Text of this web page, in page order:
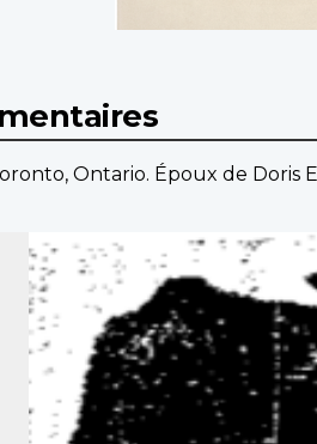
Ontario. Époux de Doris